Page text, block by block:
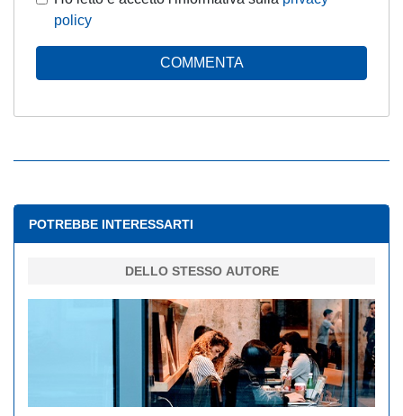
policy
COMMENTA
POTREBBE INTERESSARTI
DELLO STESSO AUTORE